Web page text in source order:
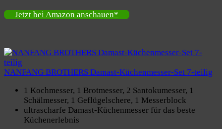
Jetzt bei Amazon anschauen*
NANFANG BROTHERS Damast-Küchenmesser-Set 7-teilig
1 Kochmesser, 1 Brotmesser, 2 Santokumesser, 1
Schälmesser, 1 Geflügelschere, 1 Messerblock
ultrascharfe Damast-Küchenmesser für das beste
Küchenerlebnis